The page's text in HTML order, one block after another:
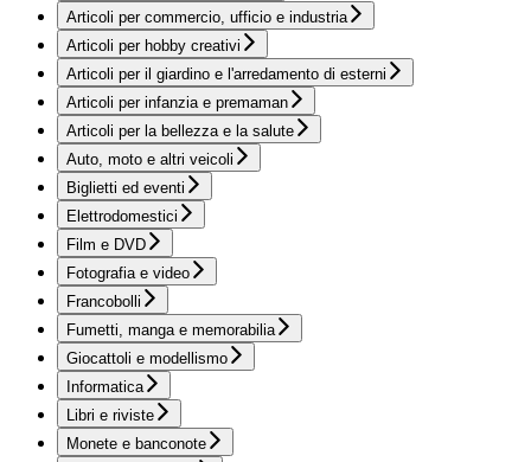
Articoli per commercio, ufficio e industria
Articoli per hobby creativi
Articoli per il giardino e l'arredamento di esterni
Articoli per infanzia e premaman
Articoli per la bellezza e la salute
Auto, moto e altri veicoli
Biglietti ed eventi
Elettrodomestici
Film e DVD
Fotografia e video
Francobolli
Fumetti, manga e memorabilia
Giocattoli e modellismo
Informatica
Libri e riviste
Monete e banconote